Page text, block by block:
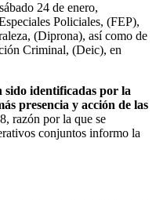
24 de enero,
Policiales, (FEP),
(Diprona), así como de
Criminal, (Deic), en
identificadas por la
presencia y acción de las
razón por la que se
conjuntos informo la